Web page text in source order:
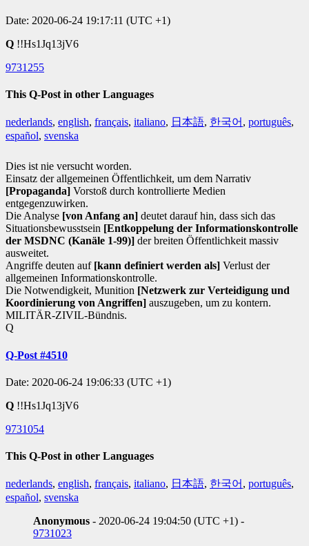
Date: 2020-06-24 19:17:11 (UTC +1)
Q !!Hs1Jq13jV6
9731255
This Q-Post in other Languages
nederlands, english, français, italiano, 日本語, 한국어 , português,
español, svenska
Dies ist nie versucht worden.
Einsatz der allgemeinen Öffentlichkeit, um dem Narrativ
[Propaganda] Vorstoß durch kontrollierte Medien
entgegenzuwirken.
Die Analyse [von Anfang an] deutet darauf hin, dass sich das
Situationsbewusstsein [Entkoppelung der Informationskontrolle
der MSDNC (Kanäle 1-99)] der breiten Öffentlichkeit massiv
ausweitet.
Angriffe deuten auf [kann definiert werden als] Verlust der
allgemeinen Informationskontrolle.
Die Notwendigkeit, Munition [Netzwerk zur Verteidigung und
Koordinierung von Angriffen] auszugeben, um zu kontern.
MILITÄR-ZIVIL-Bündnis.
Q
Q-Post #4510
Date: 2020-06-24 19:06:33 (UTC +1)
Q !!Hs1Jq13jV6
9731054
This Q-Post in other Languages
nederlands, english, français, italiano, 日本語, 한국어 , português,
español, svenska
Anonymous - 2020-06-24 19:04:50 (UTC +1) -
9731023